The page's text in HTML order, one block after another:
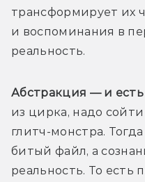
трансформирует их
и воспоминания в
реальность.
Абстракция — и
из цирка, надо
глитч-монстра.
битый файл, а
реальность. То есть